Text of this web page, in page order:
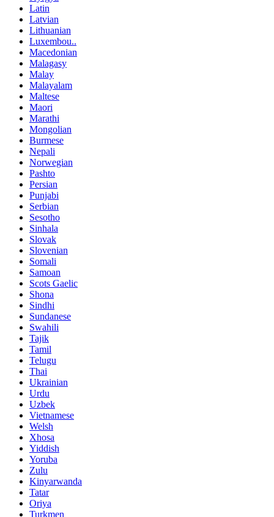
Latin
Latvian
Lithuanian
Luxembou..
Macedonian
Malagasy
Malay
Malayalam
Maltese
Maori
Marathi
Mongolian
Burmese
Nepali
Norwegian
Pashto
Persian
Punjabi
Serbian
Sesotho
Sinhala
Slovak
Slovenian
Somali
Samoan
Scots Gaelic
Shona
Sindhi
Sundanese
Swahili
Tajik
Tamil
Telugu
Thai
Ukrainian
Urdu
Uzbek
Vietnamese
Welsh
Xhosa
Yiddish
Yoruba
Zulu
Kinyarwanda
Tatar
Oriya
Turkmen